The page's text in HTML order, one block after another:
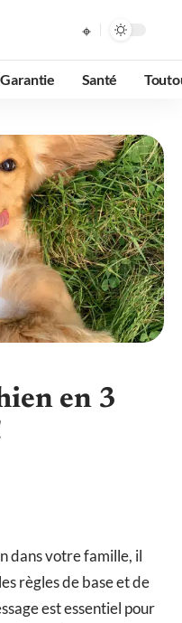
Garantie Santé
en 3
dans votre famille, il
règles de base et de
est essentiel pour